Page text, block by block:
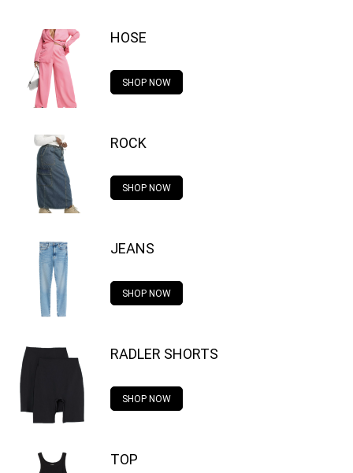
HOSE
SHOP NOW
ROCK
SHOP NOW
JEANS
SHOP NOW
RADLER SHORTS
SHOP NOW
TOP